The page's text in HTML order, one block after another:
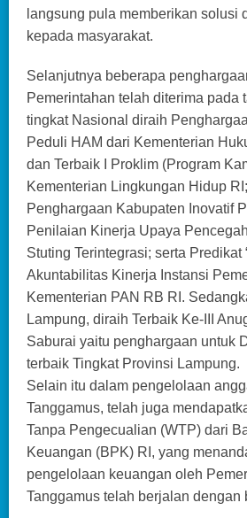
langsung pula memberikan solusi
kepada masyarakat.
Selanjutnya beberapa
Pemerintahan telah diterima pada
tingkat Nasional diraih
Peduli HAM dari Kementerian
dan Terbaik I Proklim (Program
Kementerian Lingkungan Hidup
Penghargaan Kabupaten Inovatif
Penilaian Kinerja Upaya
Stuting Terintegrasi; serta Predikat
Akuntabilitas Kinerja Instansi
Kementerian PAN RB RI.
Lampung, diraih Terbaik Ke-III
Saburai yaitu penghargaan untuk
terbaik Tingkat Provinsi Lampung.
Selain itu dalam pengelolaan
Tanggamus, telah juga
Tanpa Pengecualian (WTP) dari
Keuangan (BPK) RI, yang
pengelolaan keuangan oleh
Tanggamus telah berjalan dengan